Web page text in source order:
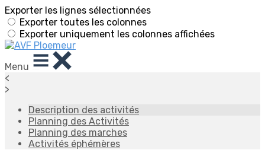
Exporter les lignes sélectionnées
Exporter toutes les colonnes
Exporter uniquement les colonnes affichées
Menu
<
>
Description des activités
Planning des Activités
Planning des marches
Activités éphémères